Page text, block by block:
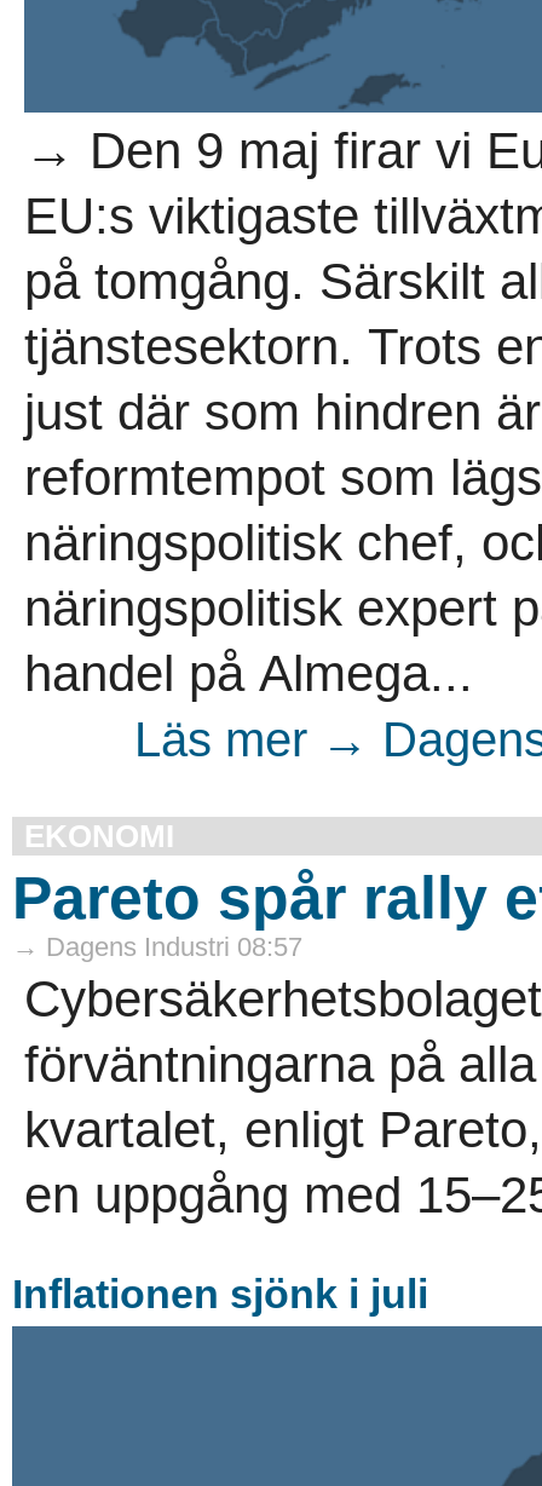
→ Den 9 maj firar vi
EU:s viktigaste
på tomgång. Särskilt
tjänstesektorn. Trots
just där som hindren
reformtempot som
näringspolitisk chef,
näringspolitisk expert
handel på Almega...
Läs mer →
EKONOMI
Pareto spår rally
→ Dagens Industri 08:57
förväntningarna på
kvartalet, enligt
en uppgång med
Inflationen sjönk i juli